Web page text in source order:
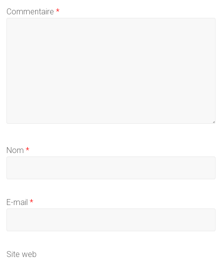
Commentaire*
Nom*
E-mail*
Site web